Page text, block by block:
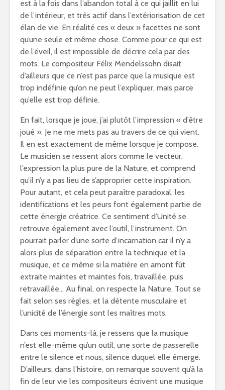
est à la fois dans l’abandon total à ce qui jaillit en lui
de l’intérieur, et très actif dans l’extériorisation de cet
élan de vie. En réalité ces « deux » facettes ne sont
qu’une seule et même chose. Comme pour ce qui est
de l’éveil, il est impossible de décrire cela par des
mots. Le compositeur Félix Mendelssohn disait
d’ailleurs que ce n’est pas parce que la musique est
trop indéfinie qu’on ne peut l’expliquer, mais parce
qu’elle est trop définie.
En fait, lorsque je joue, j’ai plutôt l’impression « d’être
joué ». Je ne me mets pas au travers de ce qui vient.
Il en est exactement de même lorsque je compose.
Le musicien se ressent alors comme le vecteur,
l’expression la plus pure de la Nature, et comprend
qu’il n’y a pas lieu de s’approprier cette inspiration.
Pour autant, et cela peut paraître paradoxal, les
identifications et les peurs font également partie de
cette énergie créatrice. Ce sentiment d’Unité se
retrouve également avec l’outil, l’instrument. On
pourrait parler d’une sorte d’incarnation car il n’y a
alors plus de séparation entre la technique et la
musique, et ce même si la matière en amont fût
extraite maintes et maintes fois, travaillée, puis
retravaillée… Au final, on respecte la Nature. Tout se
fait selon ses règles, et la détente musculaire et
l’unicité de l’énergie sont les maîtres mots.
Dans ces moments-là, je ressens que la musique
n’est elle-même qu’un outil, une sorte de passerelle
entre le silence et nous, silence duquel elle émerge.
D’ailleurs, dans l’histoire, on remarque souvent qu’à la
fin de leur vie les compositeurs écrivent une musique